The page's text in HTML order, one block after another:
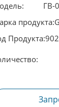
ГВ-
продукта:
Продукта: